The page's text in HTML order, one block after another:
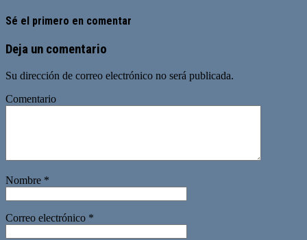
Sé el primero en comentar
Deja un comentario
Su dirección de correo electrónico no será publicada.
Comentario
Nombre *
Correo electrónico *